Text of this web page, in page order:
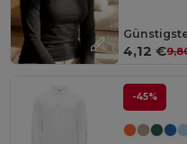
4,12 €
-45%